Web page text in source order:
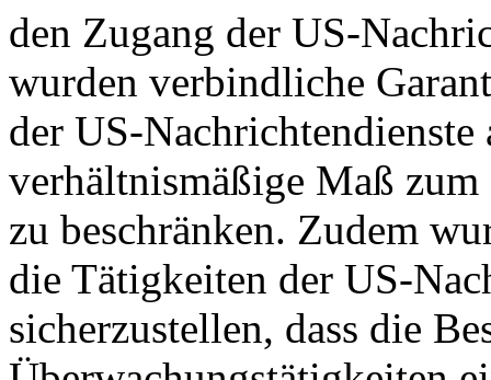
den Zugang der US-
wurden verbindliche
der US-
verhältnismäßige Maß
zu beschränken. Zudem
die Tätigkeiten der US-
sicherzustellen, dass die